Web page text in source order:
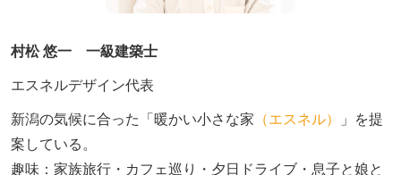
村松 悠一 一級建築士
エスネルデザイン代表
新潟の気候に合った「暖かい小さな家 （エスネル）
」を提
案している。
趣味：家族旅行・カフェ巡り・夕日ドライブ・息子と娘と